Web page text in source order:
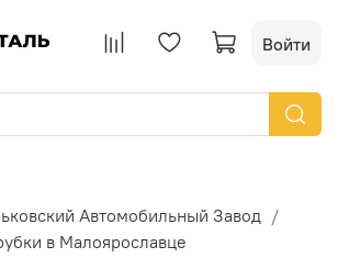
Войти
Автомобильный Завод
в Малоярославце